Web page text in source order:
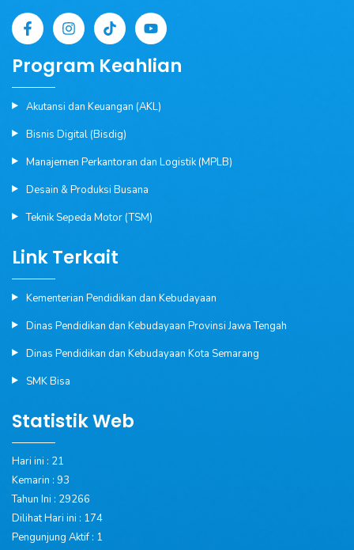
Program Keahlian
Akutansi dan Keuangan (AKL)
Bisnis Digital (Bisdig)
Manajemen Perkantoran dan Logistik (MPLB)
Desain & Produksi Busana
Teknik Sepeda Motor (TSM)
Link Terkait
Kementerian Pendidikan dan Kebudayaan
Dinas Pendidikan dan Kebudayaan Provinsi Jawa Tengah
Dinas Pendidikan dan Kebudayaan Kota Semarang
SMK Bisa
Statistik Web
Hari ini : 21
Kemarin : 93
Tahun Ini : 29266
Dilihat Hari ini : 174
Pengunjung Aktif : 1